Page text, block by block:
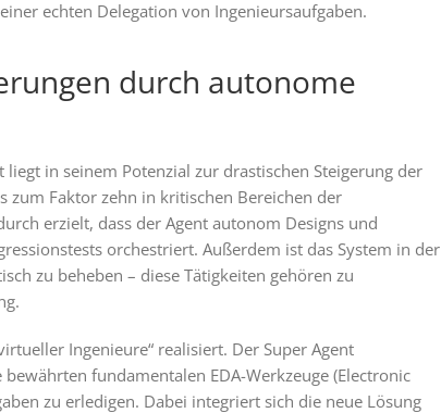
echten Delegation von Ingenieursaufgaben.
durch autonome
in seinem Potenzial zur drastischen Steigerung der
zum Faktor zehn in kritischen Bereichen der
erzielt, dass der Agent autonom Designs und
orchestriert. Außerdem ist das System in der
zu beheben – diese Tätigkeiten gehören zu
Ingenieure“ realisiert. Der Super Agent
fundamentalen EDA-Werkzeuge (Electronic
zu erledigen. Dabei integriert sich die neue Lösung